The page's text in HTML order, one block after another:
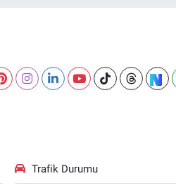
Trafik Durumu